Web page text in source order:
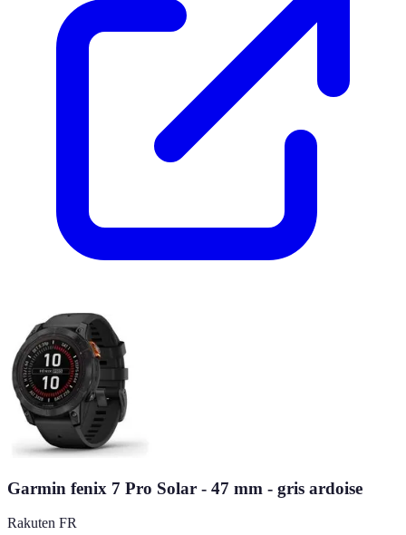
Garmin fenix 7 Pro Solar - 47 mm - gris ardoise
Rakuten FR